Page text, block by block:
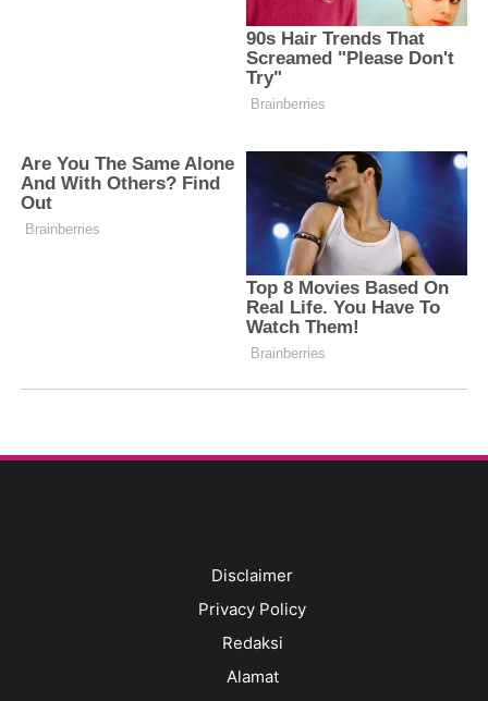
Disclaimer
Privacy Policy
Redaksi
Alamat